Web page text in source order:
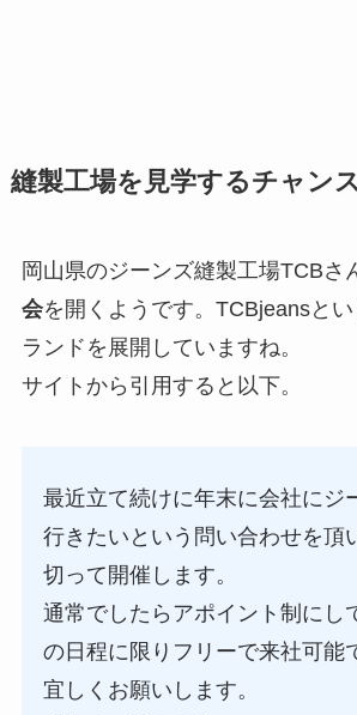
縫製工場を見学するチャンス
岡山県のジーンズ縫製工場TCBさ
会を開くようです。TCBjeansと
ランドを展開していますね。
サイトから引用すると以下。
最近立て続けに年末に会社にジ
行きたいという問い合わせを頂
切って開催します。
通常でしたらアポイント制にし
の日程に限りフリーで来社可能
宜しくお願いします。